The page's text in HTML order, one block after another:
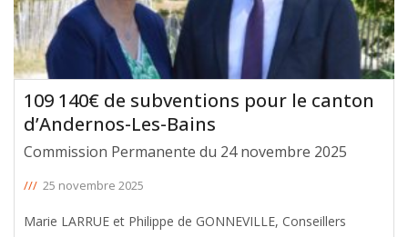
109 140€ de subventions pour le canton
d’Andernos-Les-Bains
Commission Permanente du 24 novembre 2025
/// 25 novembre 2025
Marie LARRUE et Philippe de GONNEVILLE, Conseillers